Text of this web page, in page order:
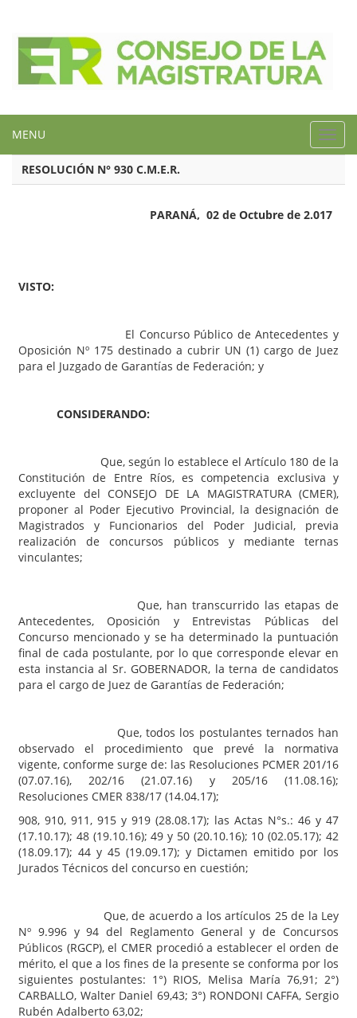
MENU
RESOLUCIÓN N° 930 C.M.E.R.
PARANÁ, 02 de Octubre de 2.017
VISTO:
El Concurso Público de Antecedentes y
Oposición Nº 175 destinado a cubrir UN (1) cargo de Juez
para el Juzgado de Garantías de Federación; y
CONSIDERANDO:
Que, según lo establece el Artículo 180 de la
Constitución de Entre Ríos, es competencia exclusiva y
excluyente del CONSEJO DE LA MAGISTRATURA (CMER),
proponer al Poder Ejecutivo Provincial, la designación de
Magistrados y Funcionarios del Poder Judicial, previa
realización de concursos públicos y mediante ternas
vinculantes;
Que, han transcurrido las etapas de
Antecedentes, Oposición y Entrevistas Públicas del
Concurso mencionado y se ha determinado la puntuación
final de cada postulante, por lo que corresponde elevar en
esta instancia al Sr. GOBERNADOR, la terna de candidatos
para el cargo de Juez de Garantías de Federación;
Que, todos los postulantes ternados han
observado el procedimiento que prevé la normativa
vigente, conforme surge de: las Resoluciones PCMER 201/16
(07.07.16), 202/16 (21.07.16) y 205/16 (11.08.16);
Resoluciones CMER 838/17 (14.04.17);
908, 910, 911, 915 y 919 (28.08.17); las Actas N°s.: 46 y 47
(17.10.17); 48 (19.10.16); 49 y 50 (20.10.16); 10 (02.05.17); 42
(18.09.17); 44 y 45 (19.09.17); y Dictamen emitido por los
Jurados Técnicos del concurso en cuestión;
Que, de acuerdo a los artículos 25 de la Ley
Nº 9.996 y 94 del Reglamento General y de Concursos
Públicos (RGCP), el CMER procedió a establecer el orden de
mérito, el que a los fines de la presente se conforma por los
siguientes postulantes: 1°) RIOS, Melisa María 76,91; 2°)
CARBALLO, Walter Daniel 69,43; 3°) RONDONI CAFFA, Sergio
Rubén Adalberto 63,02;